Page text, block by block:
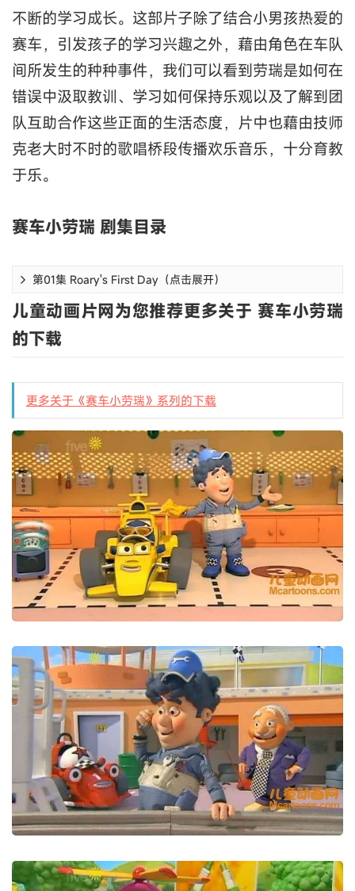
不断的学习成长。这部片子除了结合小男孩热爱的
赛车，引发孩子的学习兴趣之外，藉由角色在车队
间所发生的种种事件，我们可以看到劳瑞是如何在
错误中汲取教训、学习如何保持乐观以及了解到团
队互助合作这些正面的生活态度，片中也藉由技师
克老大时不时的歌唱桥段传播欢乐音乐，十分育教
于乐。
赛车小劳瑞 剧集目录
第01集 Roary's First Day（点击展开）
儿童动画片网为您推荐更多关于 赛车小劳瑞
的下载
更多关于《赛车小劳瑞》系列的下载